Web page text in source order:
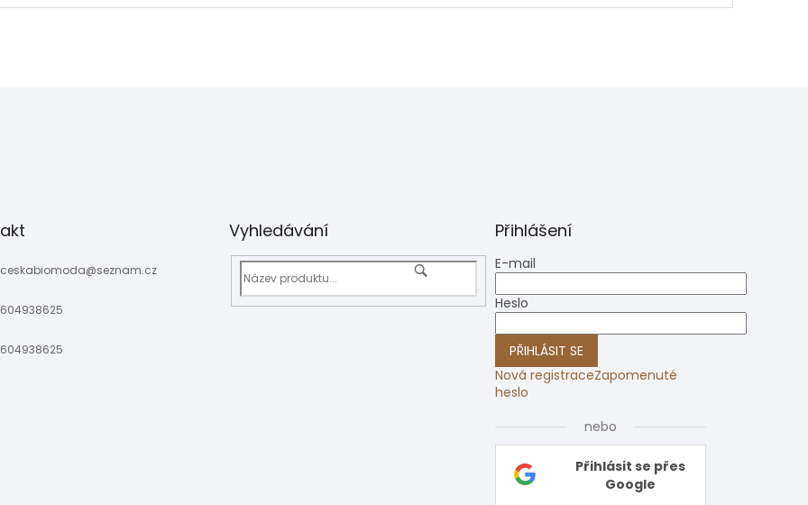
ceskabiomoda@seznam.cz
604938625
604938625
Vyhledávání Přihlášení
E-mail
Heslo
PŘIHLÁSIT SE
Nová registraceZapomenuté
heslo
nebo
Přihlásit se přes
Google